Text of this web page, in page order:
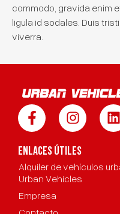
commodo, gravida enim
ligula id sodales. Duis
viverra.
ENLACES ÚTILES
Alquiler de vehículos
Urban Vehicles
Empresa